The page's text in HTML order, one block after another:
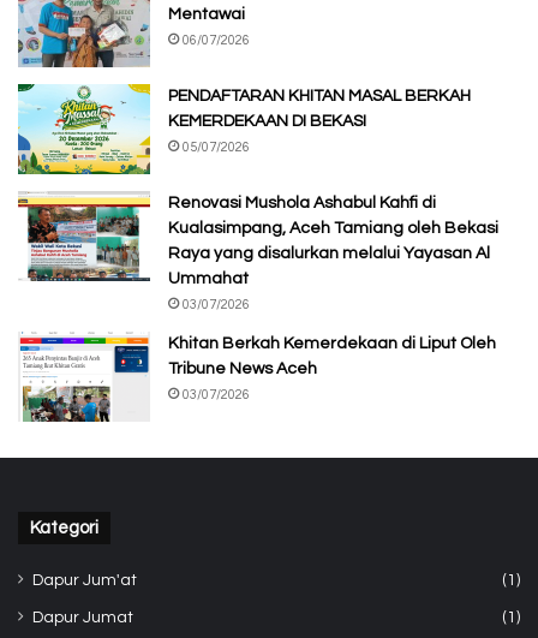
Mentawai
06/07/2026
PENDAFTARAN KHITAN MASAL BERKAH
KEMERDEKAAN DI BEKASI
05/07/2026
Renovasi Mushola Ashabul Kahfi di
Kualasimpang, Aceh Tamiang oleh Bekasi
Raya yang disalurkan melalui Yayasan Al
Ummahat
03/07/2026
Khitan Berkah Kemerdekaan di Liput Oleh
Tribune News Aceh
03/07/2026
Kategori
Dapur Jum'at (1)
Dapur Jumat (1)